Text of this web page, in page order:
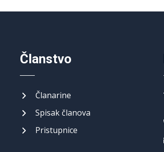
Članstvo
Članarine
Spisak članova
Pristupnice